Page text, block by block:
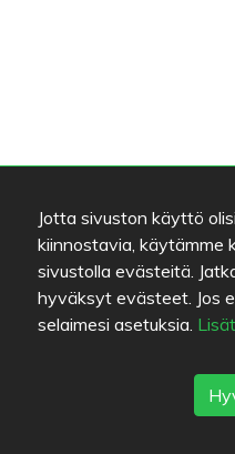
Jotta sivuston käyttö
kiinnostavia, käytämme
sivustolla evästeitä.
hyväksyt evästeet. Jos
selaimesi asetuksia.